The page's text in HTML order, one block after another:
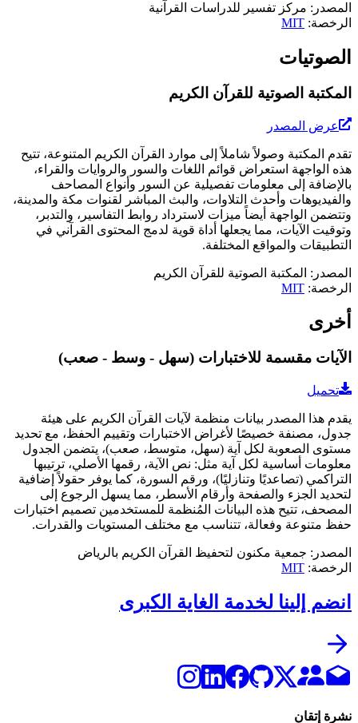
المصدر : مركز تفسير للدراسات القرآنية
الرخصة:
MIT
الصوتيات
المكتبة الصوتية للقرآن الكريم
عرض المصدر
تقدم المكتبة وصولاً شاملاً إلى موارد القرآن الكريم المتنوعة، تتيح
هذه الواجهة استعراض قوائم اللغات والسور والروايات والقراء،
بالإضافة إلى معلومات تفصيلية عن السور وأنواع المصاحف
والفيديوهات وأحدث التلاوات، والبث المباشر لقنوات مكة والمدينة،
وتتضمن الواجهة أيضاً ميزات لاسترداد روابط التفاسير، والتدبر،
وتوقيت الآيات، مما يجعلها أداة قوية لدمج المحتوى القرآني في
التطبيقات والمواقع المختلفة.
المصدر : المكتبة الصوتية للقرآن الكريم
الرخصة:
MIT
أخرى
الآيات مقسمة للاختبارات (سهل - وسط - صعب)
تحميل
يقدم هذا المصدر بيانات منظمة لآيات القرآن الكريم على هيئة
جدول، مصنفة خصيصًا لأغراض الاختبارات وتقييم الحفظ، مع تحديد
مستوى الصعوبة لكل آية (سهل، متوسط، صعب)، يتضمن الجدول
معلومات أساسية لكل آية مثل: نص الآية، رقمها الأصلي، ترتيبها
التراكمي (تصاعديًا وتنازليًا)، ورقم السورة، كما يوفر حقولاً إضافية
لتحديد الجزء والصفحة وأرقام الأسطر، مما يسهل الرجوع إلى
المصحف، تتيح هذه البيانات المُنظمة للمستخدمين تصميم اختبارات
حفظ متنوعة وفعالة، تتناسب مع مختلف المستويات والقدرات.
المصدر : جمعية مكنون لتحفيظ القرآن الكريم بالرياض
الرخصة:
MIT
انضم إلينا لخدمة الغاية الكبرى
نشرة إتقان